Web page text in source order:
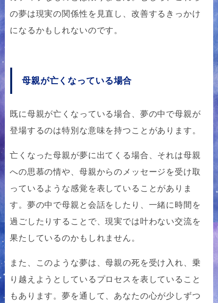
の夢は現実の関係性を見直し、改善するきっかけ
になるかもしれないのです。
母親が亡くなっている場合
既に母親が亡くなっている場合、夢の中で母親が
登場するのは特別な意味を持つことがあります。
亡くなった母親が夢に出てくる場合、それは母親
への思慕の情や、母親からのメッセージを受け取
っているような感覚を表していることがありま
す。夢の中で母親と会話をしたり、一緒に時間を
過ごしたりすることで、現実では叶わない交流を
果たしているのかもしれません。
また、このような夢は、母親の死を受け入れ、乗
り越えようとしているプロセスを表していること
もあります。夢を通して、あなたの心が少しずつ